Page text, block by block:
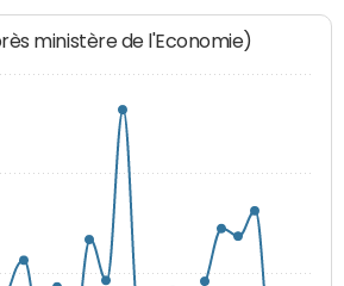
ministère de l'Economie)